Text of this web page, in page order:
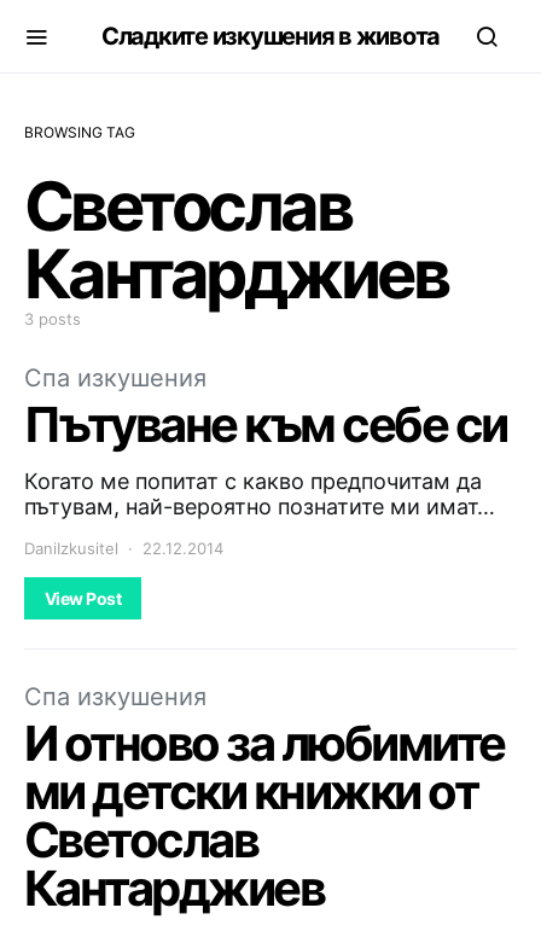
Сладките изкушения в живота
BROWSING TAG
Светослав
Кантарджиев
3 posts
Спа изкушения
Пътуване към себе си
Когато ме попитат с какво предпочитам да
пътувам, най-вероятно познатите ми имат…
DaniIzkusitel 22.12.2014
View Post
Спа изкушения
И отново за любимите
ми детски книжки от
Светослав
Кантарджиев